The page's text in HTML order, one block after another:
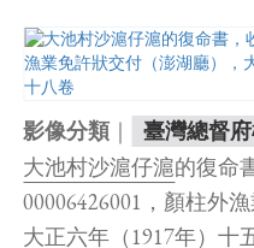
影像分類｜ 臺灣總督
大池村沙滬仔滬的復命
00006426001，顏柱外
大正六年（1917年）十